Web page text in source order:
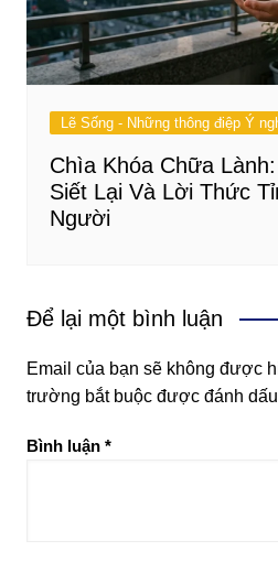
Lẽ Sống - Những thông điệp Ý
Chìa Khóa Chữa
Siết Lại Và Lời Thức
Người
Để lại một bình luận
Email của bạn sẽ không được
trường bắt buộc được đánh dấu
Bình luận *